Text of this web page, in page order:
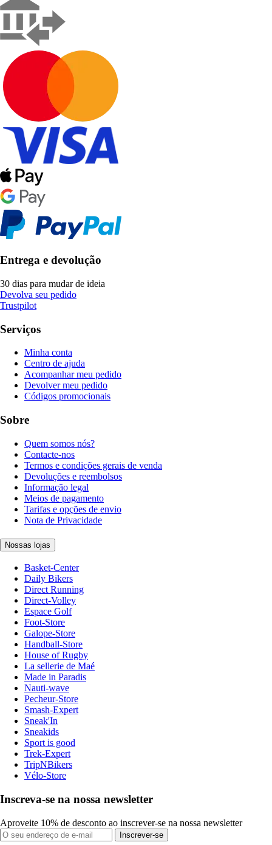
Entrega e devolução
30 dias para mudar de ideia
Devolva seu pedido
Trustpilot
Serviços
Minha conta
Centro de ajuda
Acompanhar meu pedido
Devolver meu pedido
Códigos promocionais
Sobre
Quem somos nós?
Contacte-nos
Termos e condições gerais de venda
Devoluções e reembolsos
Informação legal
Meios de pagamento
Tarifas e opções de envio
Nota de Privacidade
Nossas lojas
Basket-Center
Daily Bikers
Direct Running
Direct-Volley
Espace Golf
Foot-Store
Galope-Store
Handball-Store
House of Rugby
La sellerie de Maé
Made in Paradis
Nauti-wave
Pecheur-Store
Smash-Expert
Sneak'In
Sneakids
Sport is good
Trek-Expert
TripNBikers
Vélo-Store
Inscreva-se na nossa newsletter
Aproveite 10% de desconto ao inscrever-se na nossa newsletter
Inscrever-se